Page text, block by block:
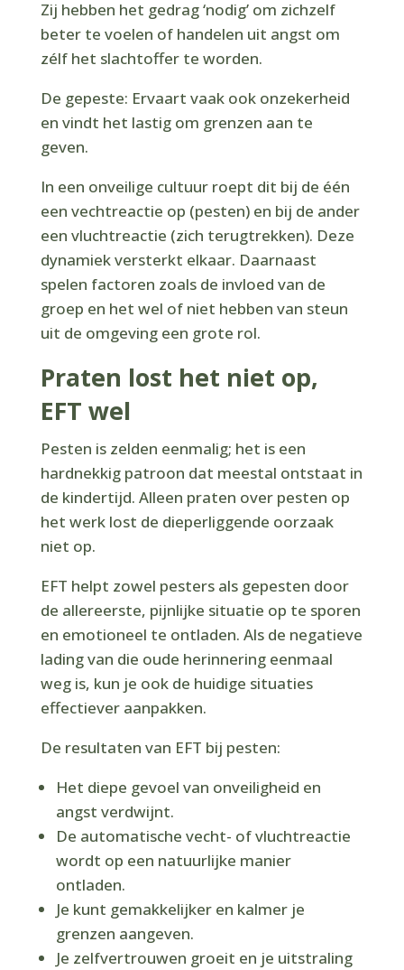
Zij hebben het gedrag ‘nodig’ om zichzelf
beter te voelen of handelen uit angst om
zélf het slachtoffer te worden.
De gepeste: Ervaart vaak ook onzekerheid
en vindt het lastig om grenzen aan te
geven.
In een onveilige cultuur roept dit bij de één
een vechtreactie op (pesten) en bij de ander
een vluchtreactie (zich terugtrekken). Deze
dynamiek versterkt elkaar. Daarnaast
spelen factoren zoals de invloed van de
groep en het wel of niet hebben van steun
uit de omgeving een grote rol.
Praten lost het niet op,
EFT wel
Pesten is zelden eenmalig; het is een
hardnekkig patroon dat meestal ontstaat in
de kindertijd. Alleen praten over pesten op
het werk lost de dieperliggende oorzaak
niet op.
EFT helpt zowel pesters als gepesten door
de allereerste, pijnlijke situatie op te sporen
en emotioneel te ontladen. Als de negatieve
lading van die oude herinnering eenmaal
weg is, kun je ook de huidige situaties
effectiever aanpakken.
De resultaten van EFT bij pesten:
Het diepe gevoel van onveiligheid en
angst verdwijnt.
De automatische vecht- of vluchtreactie
wordt op een natuurlijke manier
ontladen.
Je kunt gemakkelijker en kalmer je
grenzen aangeven.
Je zelfvertrouwen groeit en je uitstraling